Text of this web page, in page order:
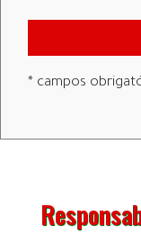
* campos